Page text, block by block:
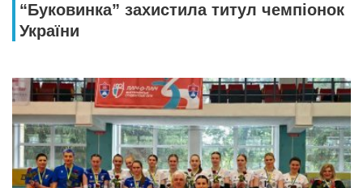
“Буковинка” захистила титул чемпіонок
України